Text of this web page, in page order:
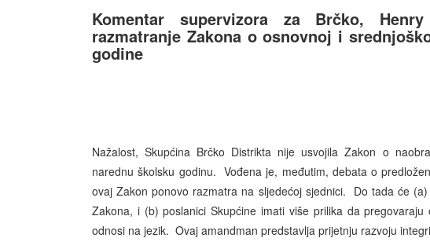
Komentar supervizora za Brčko,
razmatranje Zakona o osnovnoj i
godine
Nažalost, Skupćina Brčko Distrikta nije usvojila Zakon o
narednu školsku godinu. Vođena je, međutim, debata o
ovaj Zakon ponovo razmatra na sljedećoj sjednici. Do tada će
Zakona, i (b) poslanici Skupćine imati više prilika da
odnosi na jezik. Ovaj amandman predstavlja prijetnju razvoju